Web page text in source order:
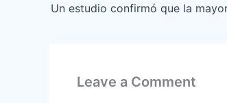
Leave a Comment